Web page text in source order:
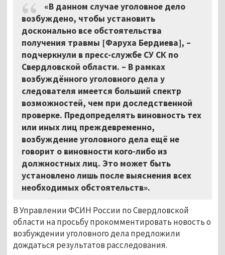
«В данном случае уголовное дело
возбуждено, чтобы установить
досконально все обстоятельства
получения травмы [Фаруха Бердиева], –
подчеркнули в пресс-службе СУ СК по
Свердловской области. – В рамках
возбуждённого уголовного дела у
следователя имеется больший спектр
возможностей, чем при доследственной
проверке. Предопределять виновность тех
или иных лиц преждевременно,
возбуждение уголовного дела ещё не
говорит о виновности кого-либо из
должностных лиц. Это может быть
установлено лишь после выяснения всех
необходимых обстоятельств».
В Управлении ФСИН России по Свердловской
области на просьбу прокомментировать новость о
возбуждении уголовного дела предложили
дождаться результатов расследования.